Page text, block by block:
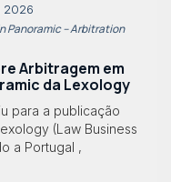
2026
Panoramic – Arbitration
Arbitragem em
da Lexology
para a publicação
(Law Business
a Portugal ,